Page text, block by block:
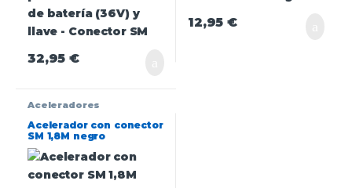
32,95€
12,95€
Aceleradores
Acelerador con conector
SM 1,8M negro